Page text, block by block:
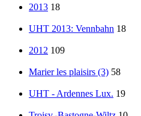
2013 18
UHT 2013: Vennbahn 18
2012 109
Marier les plaisirs (3) 58
UHT - Ardennes Lux. 19